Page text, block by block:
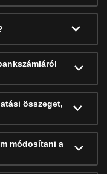
összeget,
módosítani a